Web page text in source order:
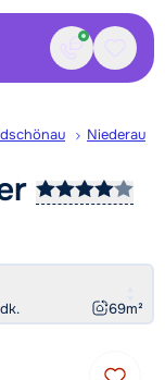
Contact
Niederau
69m²